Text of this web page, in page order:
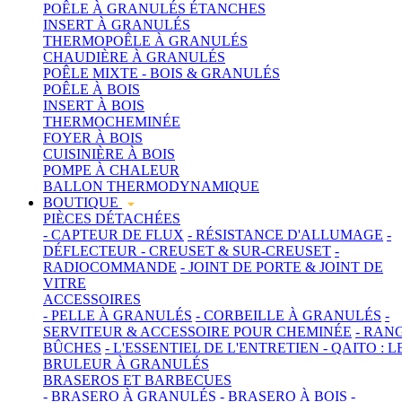
POÊLE À GRANULÉS ÉTANCHES
INSERT À GRANULÉS
THERMOPOÊLE À GRANULÉS
CHAUDIÈRE À GRANULÉS
POÊLE MIXTE - BOIS & GRANULÉS
POÊLE À BOIS
INSERT À BOIS
THERMOCHEMINÉE
FOYER À BOIS
CUISINIÈRE À BOIS
POMPE À CHALEUR
BALLON THERMODYNAMIQUE
BOUTIQUE
PIÈCES DÉTACHÉES
- CAPTEUR DE FLUX - RÉSISTANCE D'ALLUMAGE -
DÉFLECTEUR - CREUSET & SUR-CREUSET -
RADIOCOMMANDE - JOINT DE PORTE & JOINT DE
VITRE
ACCESSOIRES
- PELLE À GRANULÉS - CORBEILLE À GRANULÉS -
SERVITEUR & ACCESSOIRE POUR CHEMINÉE -
BÛCHES - L'ESSENTIEL DE L'ENTRETIEN - QAITO :
BRULEUR À GRANULÉS
BRASEROS ET BARBECUES
- BRASERO À GRANULÉS - BRASERO À BOIS -